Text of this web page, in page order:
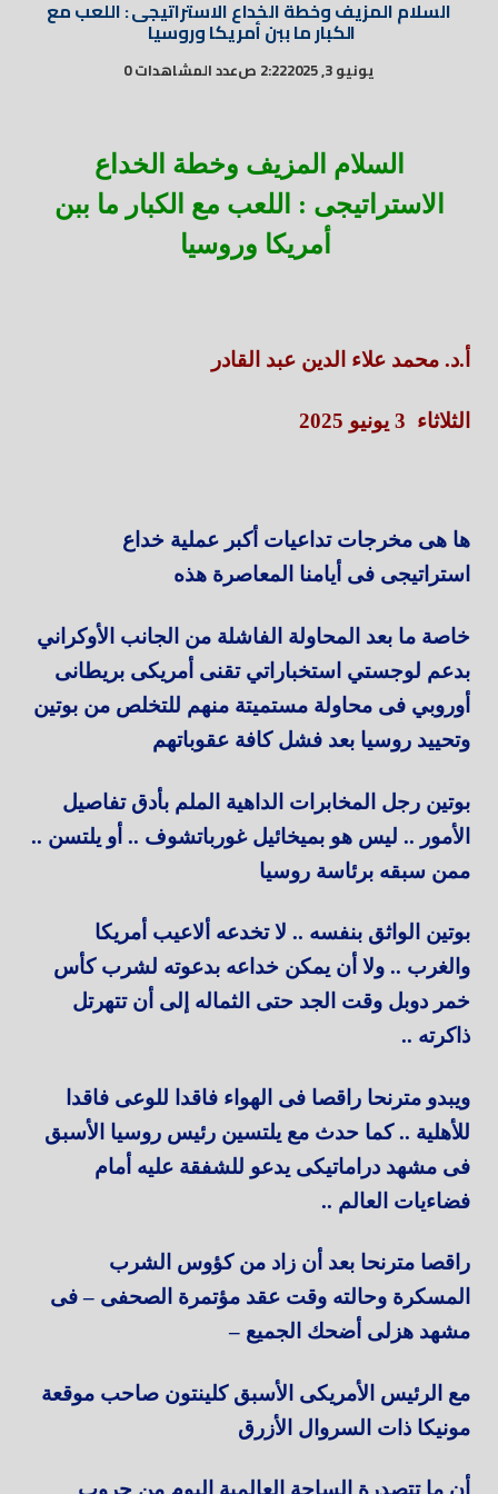
السلام المزيف وخطة الخداع الاستراتيجى : اللعب مع
الكبار ما ببن أمريكا وروسيا
يونيو 3, 2025 2:22 ص عدد المشاهدات 0
السلام المزيف وخطة الخداع
الاستراتيجى : اللعب مع الكبار ما ببن
أمريكا وروسيا
أ.د. محمد علاء الدين عبد القادر
الثلاثاء 3 يونيو 2025
ها هى مخرجات تداعيات أكبر عملية خداع
استراتيجى فى أيامنا المعاصرة هذه
خاصة ما بعد المحاولة الفاشلة من الجانب الأوكراني
بدعم لوجستي استخباراتي تقنى أمريكى بريطانى
أوروبي فى محاولة مستميتة منهم للتخلص من بوتين
وتحييد روسيا بعد فشل كافة عقوباتهم
بوتين رجل المخابرات الداهية الملم بأدق تفاصيل
الأمور .. ليس هو بميخائيل غورباتشوف .. أو يلتسن ..
ممن سبقه برئاسة روسيا
بوتين الواثق بنفسه .. لا تخدعه ألاعيب أمريكا
والغرب .. ولا أن يمكن خداعه بدعوته لشرب كأس
خمر دوبل وقت الجد حتى الثماله إلى أن تتهرتل
ذاكرته ..
ويبدو مترنحا راقصا فى الهواء فاقدا للوعى فاقدا
للأهلية .. كما حدث مع يلتسين رئيس روسيا الأسبق
فى مشهد دراماتيكى يدعو للشفقة عليه أمام
فضاءيات العالم ..
راقصا مترنحا بعد أن زاد من كؤوس الشرب
المسكرة وحالته وقت عقد مؤتمرة الصحفى – فى
مشهد هزلى أضحك الجميع –
مع الرئيس الأمريكى الأسبق كلينتون صاحب موقعة
مونيكا ذات السروال الأزرق
أن ما تتصدرة الساحة العالمية اليوم من حروب